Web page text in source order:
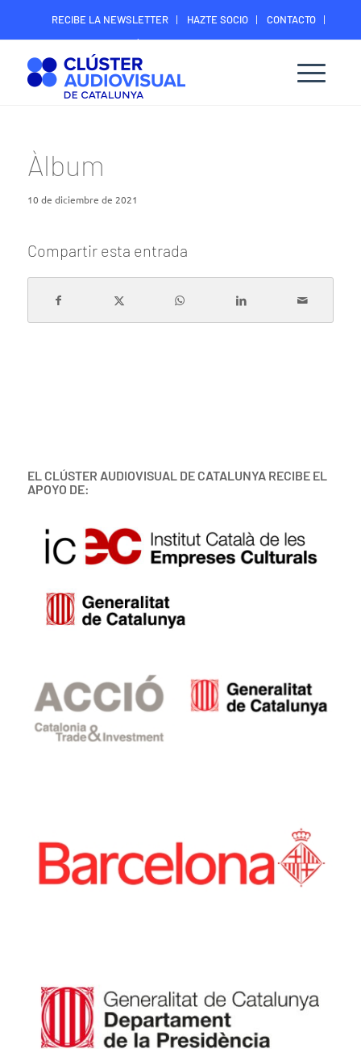
RECIBE LA NEWSLETTER HAZTE SOCIO
CONTACTO
ÁREA DIGITAL SOCIOS
Àlbum
10 de diciembre de 2021
Compartir esta entrada
EL CLÚSTER AUDIOVISUAL DE CATALUNYA RECIBE EL
APOYO DE: